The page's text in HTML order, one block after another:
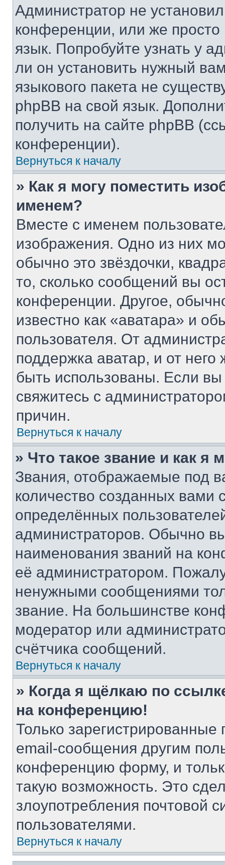
Администратор не
конференции, или же
язык. Попробуйте узнать у
ли он установить нужный
языкового пакета не
phpBB на свой язык.
получить на сайте phpBB
конференции).
Вернуться к началу
» Как я могу поместить
именем?
Вместе с именем
изображения. Одно из них
обычно это звёздочки,
то, сколько сообщений вы
конференции. Другое,
известно как «аватара» и
пользователя. От
поддержка аватар, и от него
быть использованы. Если
свяжитесь с
причин.
Вернуться к началу
» Что такое звание и как я
Звания, отображаемые под
количество созданных
определённых
администраторов. Обычно
наименования званий на
её администратором.
ненужными сообщениями
звание. На большинстве
модератор или
счётчика сообщений.
Вернуться к началу
» Когда я щёлкаю по
на конференцию!
Только зарегистрированные
email-сообщения другим
конференцию форму, и
такую возможность. Это
злоупотребления почтовой
пользователями.
Вернуться к началу